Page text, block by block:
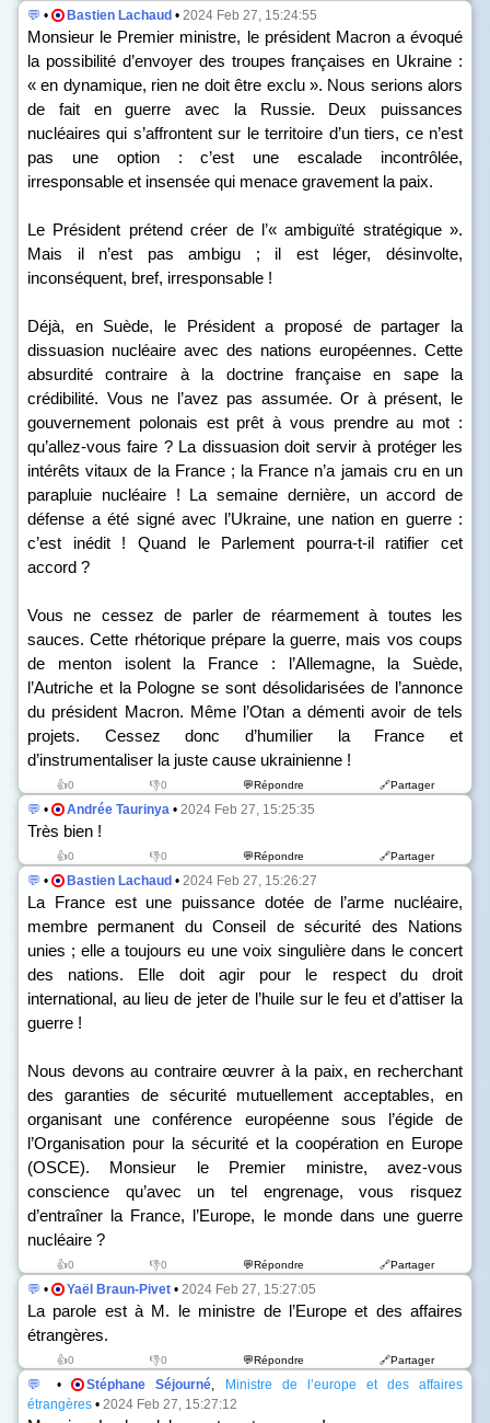
💬 • Bastien Lachaud • 2024 Feb 27, 15:24:55
Monsieur le Premier ministre, le président Macron a évoqué
la possibilité d’envoyer des troupes françaises en Ukraine :
« en dynamique, rien ne doit être exclu ». Nous serions alors
de fait en guerre avec la Russie. Deux puissances
nucléaires qui s’affrontent sur le territoire d’un tiers, ce n’est
pas une option : c’est une escalade incontrôlée,
irresponsable et insensée qui menace gravement la paix.
Le Président prétend créer de l’« ambiguïté stratégique ».
Mais il n’est pas ambigu ; il est léger, désinvolte,
inconséquent, bref, irresponsable !
Déjà, en Suède, le Président a proposé de partager la
dissuasion nucléaire avec des nations européennes. Cette
absurdité contraire à la doctrine française en sape la
crédibilité. Vous ne l’avez pas assumée. Or à présent, le
gouvernement polonais est prêt à vous prendre au mot :
qu’allez-vous faire ? La dissuasion doit servir à protéger les
intérêts vitaux de la France ; la France n’a jamais cru en un
parapluie nucléaire ! La semaine dernière, un accord de
défense a été signé avec l’Ukraine, une nation en guerre :
c’est inédit ! Quand le Parlement pourra-t-il ratifier cet
accord ?
Vous ne cessez de parler de réarmement à toutes les
sauces. Cette rhétorique prépare la guerre, mais vos coups
de menton isolent la France : l’Allemagne, la Suède,
l’Autriche et la Pologne se sont désolidarisées de l’annonce
du président Macron. Même l’Otan a démenti avoir de tels
projets. Cessez donc d’humilier la France et
d’instrumentaliser la juste cause ukrainienne !
👍0 👎0 💬Répondre 🔗Partager
💬 • Andrée Taurinya • 2024 Feb 27, 15:25:35
Très bien !
👍0 👎0 💬Répondre 🔗Partager
💬 • Bastien Lachaud • 2024 Feb 27, 15:26:27
La France est une puissance dotée de l’arme nucléaire,
membre permanent du Conseil de sécurité des Nations
unies ; elle a toujours eu une voix singulière dans le concert
des nations. Elle doit agir pour le respect du droit
international, au lieu de jeter de l’huile sur le feu et d’attiser la
guerre !
Nous devons au contraire œuvrer à la paix, en recherchant
des garanties de sécurité mutuellement acceptables, en
organisant une conférence européenne sous l’égide de
l’Organisation pour la sécurité et la coopération en Europe
(OSCE). Monsieur le Premier ministre, avez-vous
conscience qu’avec un tel engrenage, vous risquez
d’entraîner la France, l’Europe, le monde dans une guerre
nucléaire ?
👍0 👎0 💬Répondre 🔗Partager
💬 • Yaël Braun-Pivet • 2024 Feb 27, 15:27:05
La parole est à M. le ministre de l’Europe et des affaires
étrangères.
👍0 👎0 💬Répondre 🔗Partager
💬 • Stéphane Séjourné,
Ministre de l’europe et des affaires
étrangères • 2024 Feb 27, 15:27:12